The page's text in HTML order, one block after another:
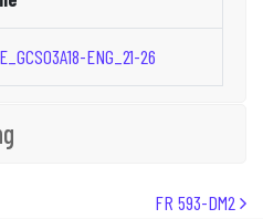
ENG_21-26
FR 593-DM2